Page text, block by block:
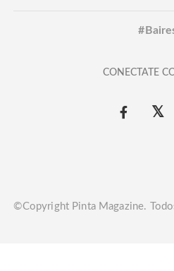
CONECTATE
©Copyright Pinta Magazine.